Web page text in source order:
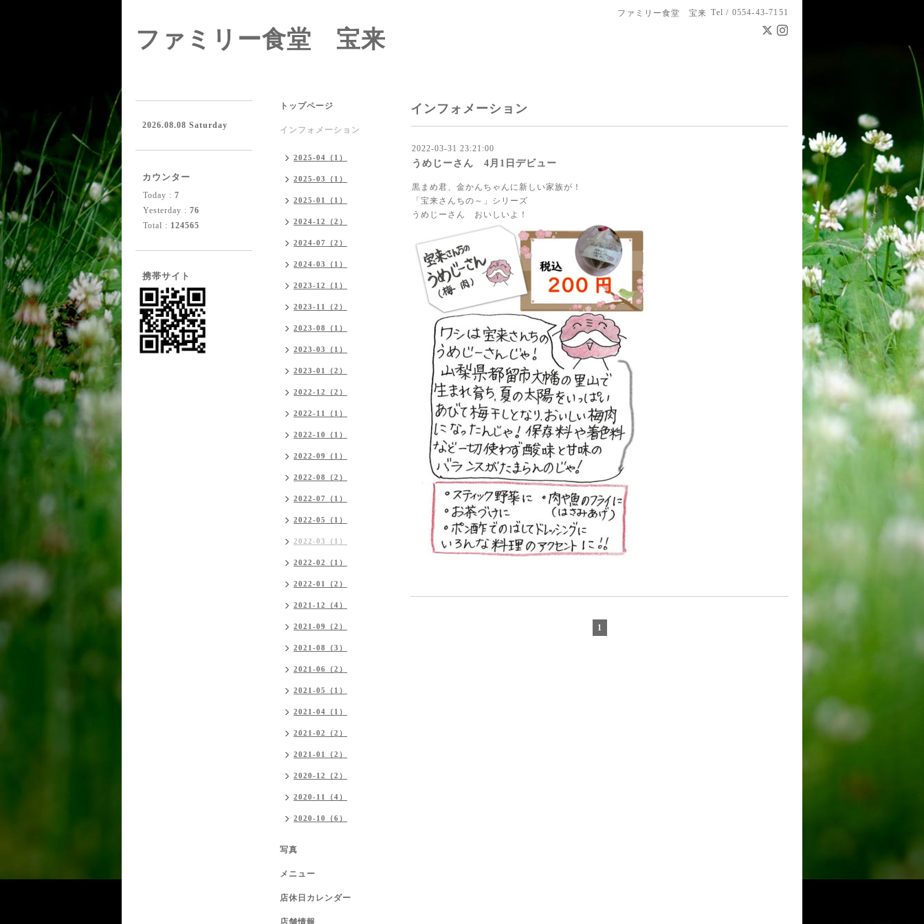
ファミリー食堂 宝来 Tel / 0554-43-7151
ファミリー食堂 宝来
インフォメーション
2022-03-31 23:21:00
うめじーさん 4月1日デビュー
黒まめ君、金かんちゃんに新しい家族が！
「宝来さんちの～」シリーズ
うめじーさん おいしいよ！
1
トップページ
インフォメーション
2025-04（1）
2025-03（1）
2025-01（1）
2024-12（2）
2024-07（2）
2024-03（1）
2023-12（1）
2023-11（2）
2023-08（1）
2023-03（1）
2023-01（2）
2022-12（2）
2022-11（1）
2022-10（1）
2022-09（1）
2022-08（2）
2022-07（1）
2022-05（1）
2022-03（1）
2022-02（1）
2022-01（2）
2021-12（4）
2021-09（2）
2021-08（3）
2021-06（2）
2021-05（1）
2021-04（1）
2021-02（2）
2021-01（2）
2020-12（2）
2020-11（4）
2020-10（6）
写真
メニュー
店休日カレンダー
店舗情報
2026.08.08 Saturday
カウンター
Today : 7
Yesterday : 76
Total : 124565
携帯サイト